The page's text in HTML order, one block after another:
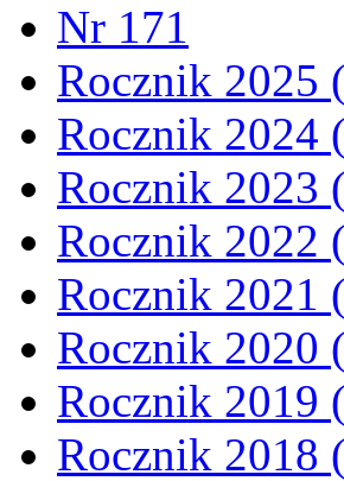
Nr 171
Rocznik 2025
Rocznik 2024
Rocznik 2023
Rocznik 2022
Rocznik 2021
Rocznik 2020
Rocznik 2019
Rocznik 2018